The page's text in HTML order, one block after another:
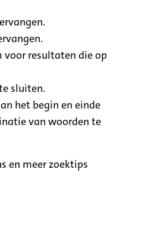
voor resultaten die op
sluiten.
het begin en einde
van woorden te
en meer zoektips